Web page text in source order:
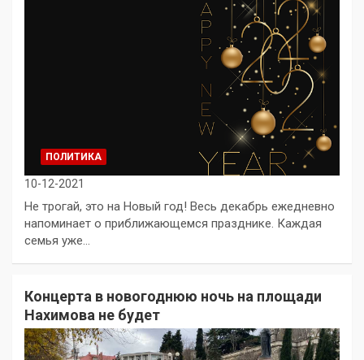
ПОЛИТИКА
10-12-2021
Не трогай, это на Новый год! Весь декабрь ежедневно
напоминает о приближающемся празднике. Каждая
семья уже…
Концерта в новогоднюю ночь на площади
Нахимова не будет